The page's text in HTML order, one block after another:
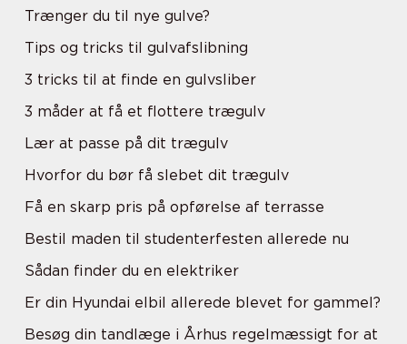
Trænger du til nye gulve?
Tips og tricks til gulvafslibning
3 tricks til at finde en gulvsliber
3 måder at få et flottere trægulv
Lær at passe på dit trægulv
Hvorfor du bør få slebet dit trægulv
Få en skarp pris på opførelse af terrasse
Bestil maden til studenterfesten allerede nu
Sådan finder du en elektriker
Er din Hyundai elbil allerede blevet for gammel?
Besøg din tandlæge i Århus regelmæssigt for at